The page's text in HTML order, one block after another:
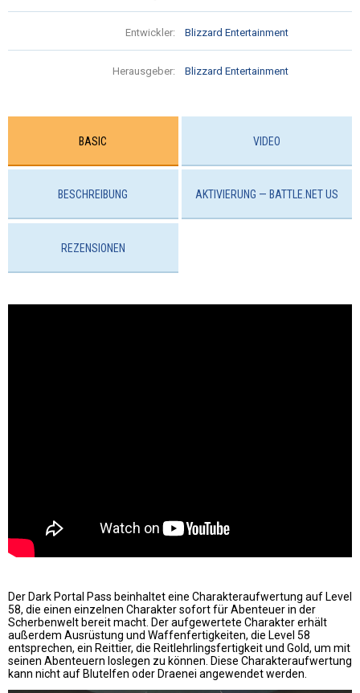
Entwickler: Blizzard Entertainment
Herausgeber: Blizzard Entertainment
BASIC VIDEO
BESCHREIBUNG AKTIVIERUNG — BATTLE.NET US
REZENSIONEN
Der Dark Portal Pass beinhaltet eine Charakteraufwertung auf Level
58, die einen einzelnen Charakter sofort für Abenteuer in der
Scherbenwelt bereit macht. Der aufgewertete Charakter erhält
außerdem Ausrüstung und Waffenfertigkeiten, die Level 58
entsprechen, ein Reittier, die Reitlehrlingsfertigkeit und Gold, um mit
seinen Abenteuern loslegen zu können. Diese Charakteraufwertung
kann nicht auf Blutelfen oder Draenei angewendet werden.